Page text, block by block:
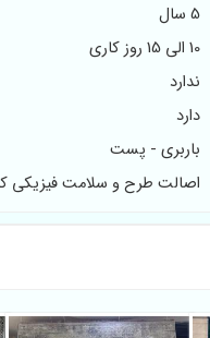
5 سال
10 الی 15 روز کاری
ندارد
دارد
باربری - پست
اصالت طرح و سلامت فیزیکی